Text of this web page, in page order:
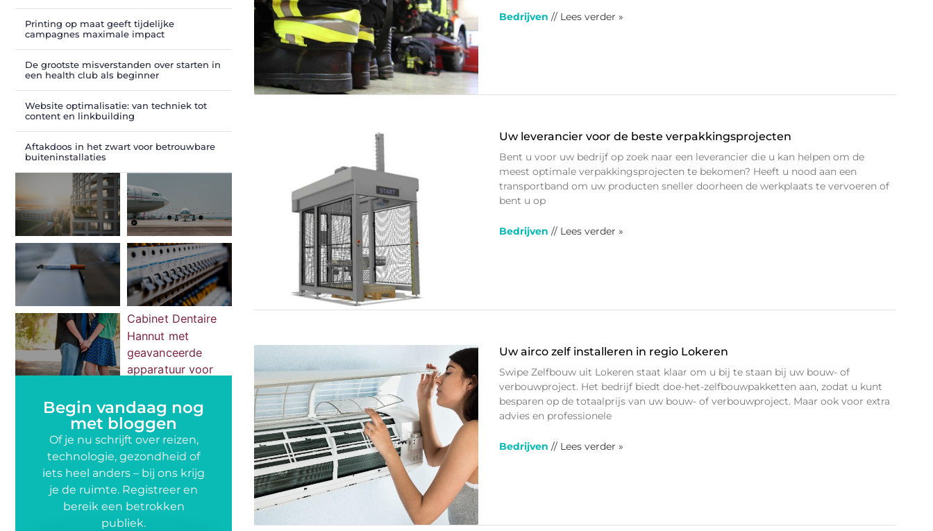
Printing op maat geeft tijdelijke
campagnes maximale impact
De grootste misverstanden over starten in
een health club als beginner
Website optimalisatie: van techniek tot
content en linkbuilding
Aftakdoos in het zwart voor betrouwbare
buiteninstallaties
Begin vandaag nog
met bloggen
Of je nu schrijft over reizen,
technologie, gezondheid of
iets heel anders – bij ons krijg
je de ruimte. Registreer en
bereik een betrokken
publiek.
Bedrijven // Lees verder »
Uw leverancier voor de beste verpakkingsprojecten
Bent u voor uw bedrijf op zoek naar een leverancier die u kan helpen om de
meest optimale verpakkingsprojecten te bekomen? Heeft u nood aan een
transportband om uw producten sneller doorheen de werkplaats te vervoeren of
bent u op
Bedrijven // Lees verder »
Uw airco zelf installeren in regio Lokeren
Swipe Zelfbouw uit Lokeren staat klaar om u bij te staan bij uw bouw- of
verbouwproject. Het bedrijf biedt doe-het-zelfbouwpakketten aan, zodat u kunt
besparen op de totaalprijs van uw bouw- of verbouwproject. Maar ook voor extra
advies en professionele
Bedrijven // Lees verder »